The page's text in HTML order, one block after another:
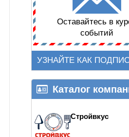
Оставайтесь в
событий
УЗНАЙТЕ КАК
Каталог
Стройвкус